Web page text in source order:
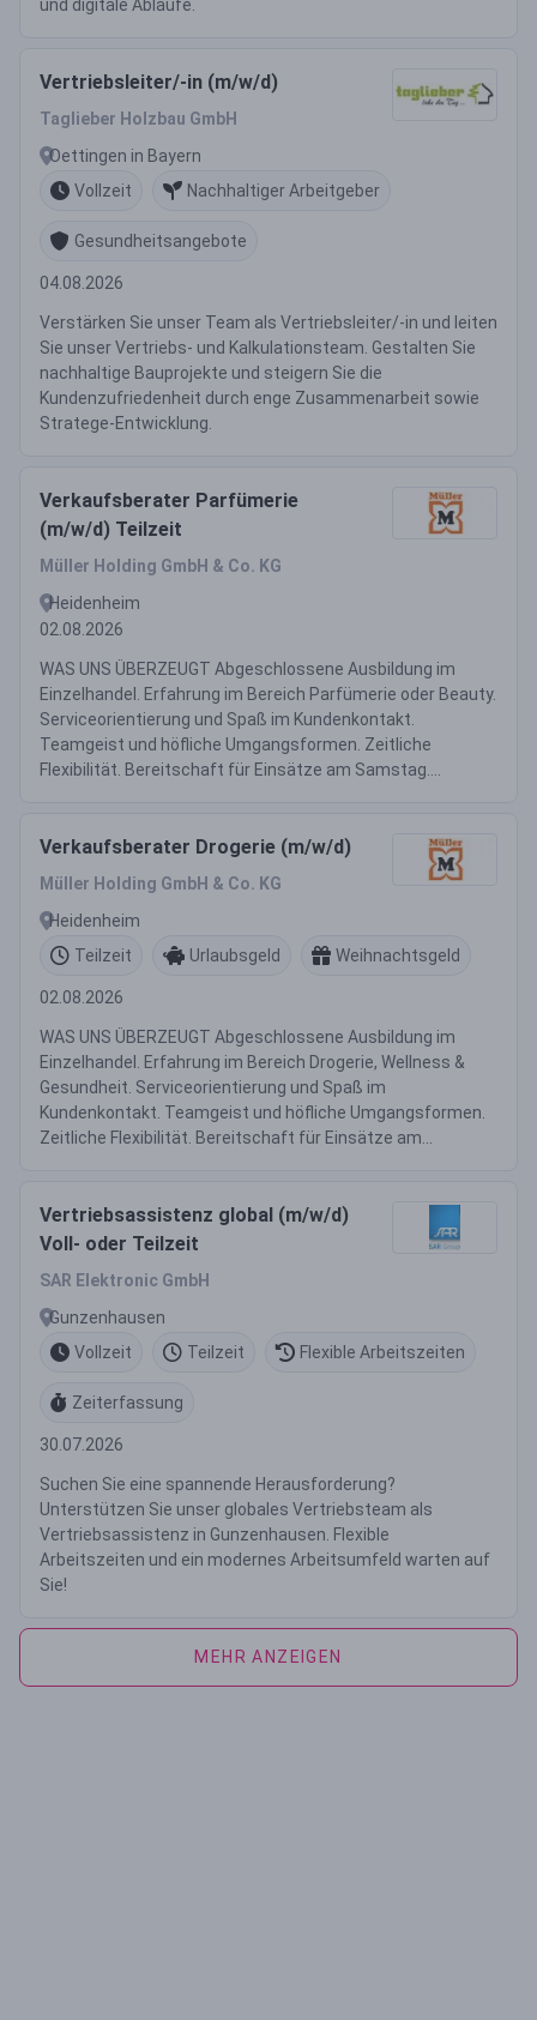
und digitale Abläufe.
Vertriebsleiter/-in (m/w/d)
Taglieber Holzbau GmbH
Oettingen in Bayern
Vollzeit
Nachhaltiger Arbeitgeber
Gesundheitsangebote
04.08.2026
Verstärken Sie unser Team als Vertriebsleiter/-in und leiten
Sie unser Vertriebs- und Kalkulationsteam. Gestalten Sie
nachhaltige Bauprojekte und steigern Sie die
Kundenzufriedenheit durch enge Zusammenarbeit sowie
Stratege-Entwicklung.
Verkaufsberater Parfümerie
(m/w/d) Teilzeit
Müller Holding GmbH & Co. KG
Heidenheim
02.08.2026
WAS UNS ÜBERZEUGT Abgeschlossene Ausbildung im
Einzelhandel. Erfahrung im Bereich Parfümerie oder Beauty.
Serviceorientierung und Spaß im Kundenkontakt.
Teamgeist und höfliche Umgangsformen. Zeitliche
Flexibilität. Bereitschaft für Einsätze am Samstag....
Verkaufsberater Drogerie (m/w/d)
Müller Holding GmbH & Co. KG
Heidenheim
Teilzeit
Urlaubsgeld Weihnachtsgeld
02.08.2026
WAS UNS ÜBERZEUGT Abgeschlossene Ausbildung im
Einzelhandel. Erfahrung im Bereich Drogerie, Wellness &
Gesundheit. Serviceorientierung und Spaß im
Kundenkontakt. Teamgeist und höfliche Umgangsformen.
Zeitliche Flexibilität. Bereitschaft für Einsätze am...
Vertriebsassistenz global (m/w/d)
Voll- oder Teilzeit
SAR Elektronic GmbH
Gunzenhausen
Vollzeit
Teilzeit Flexible Arbeitszeiten
Zeiterfassung
30.07.2026
Suchen Sie eine spannende Herausforderung?
Unterstützen Sie unser globales Vertriebsteam als
Vertriebsassistenz in Gunzenhausen. Flexible
Arbeitszeiten und ein modernes Arbeitsumfeld warten auf
Sie!
MEHR ANZEIGEN